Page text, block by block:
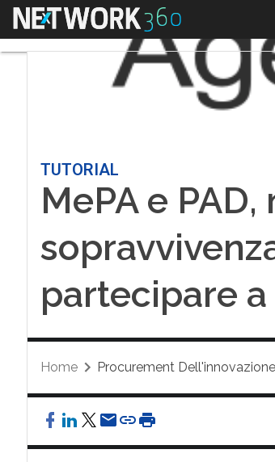
Menu
TUTORIAL
MePA e
partecipare
Home Procurement Dell'innovazione